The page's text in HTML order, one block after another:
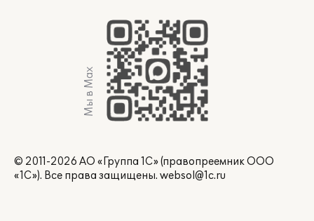
Мы в Max
© 2011-2026 АО «Группа 1С» (правопреемник ООО
«1С»). Все права защищены. websol@1c.ru